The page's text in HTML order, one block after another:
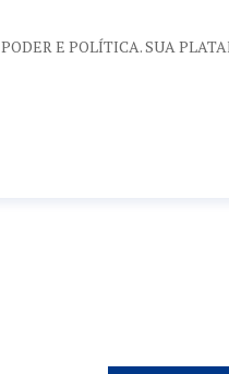
PODER E POLÍTICA. SUA